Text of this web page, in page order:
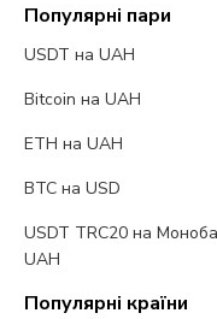
Популярні пари
USDT на UAH
Bitcoin на UAH
ETH на UAH
BTC на USD
USDT TRC20 на
UAH
Популярні країни